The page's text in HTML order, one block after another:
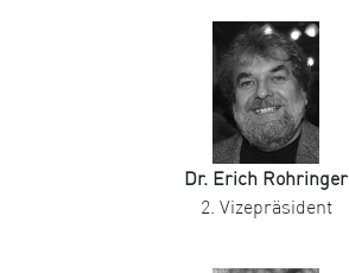
Dr. Erich Rohringer
2. Vizepräsident